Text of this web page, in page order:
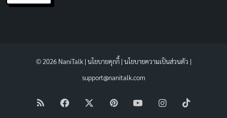
© 2026 NaniTalk | นโยบายคุกกี้| นโยบายความเป็นส่วนตัว |
support@nanitalk.com
RSS Facebook PinterestYouTubeInstagram